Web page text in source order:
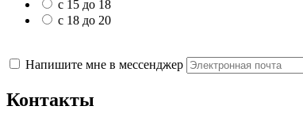
с 15 до 18
с 18 до 20
Напишите мне в мессенджер
Контакты